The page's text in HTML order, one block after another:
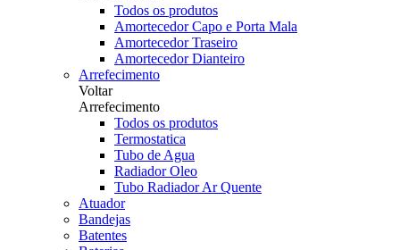
Todos os produtos
Amortecedor Capo e Porta Mala
Amortecedor Traseiro
Amortecedor Dianteiro
Arrefecimento
Voltar
Arrefecimento
Todos os produtos
Termostatica
Tubo de Agua
Radiador Oleo
Tubo Radiador Ar Quente
Atuador
Bandejas
Batentes